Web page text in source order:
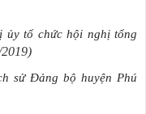
ủy tổ chức hội nghị tổng
sử Đảng bộ huyện Phú